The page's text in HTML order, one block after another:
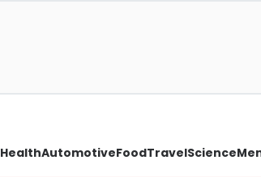
HealthAutomotiveFoodTravelScience